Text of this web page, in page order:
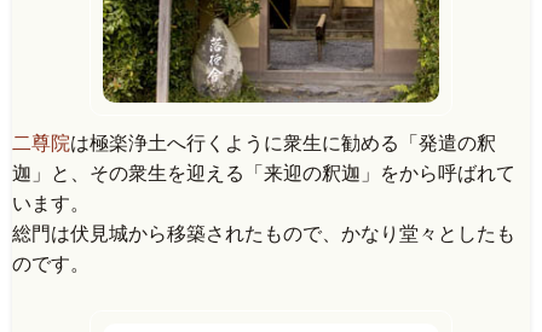
二尊院は極楽浄土へ行くように衆生に勧める「発遣の釈
迦」と、その衆生を迎える「来迎の釈迦」をから呼ばれて
います。
総門は伏見城から移築されたもので、かなり堂々としたも
のです。